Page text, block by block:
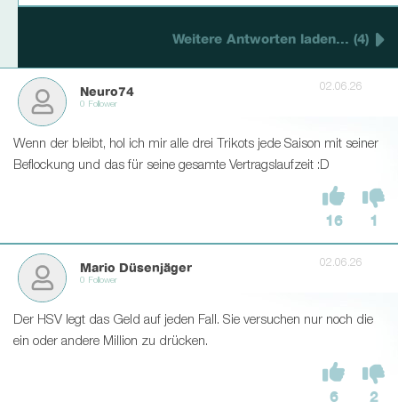
Weitere Antworten laden... (4)
Neuro74
0 Follower
02.06.26
Wenn der bleibt, hol ich mir alle drei Trikots jede Saison mit seiner
Beflockung und das für seine gesamte Vertragslaufzeit :D
16 1
Mario Düsenjäger
0 Follower
02.06.26
Der HSV legt das Geld auf jeden Fall. Sie versuchen nur noch die
ein oder andere Million zu drücken.
6 2